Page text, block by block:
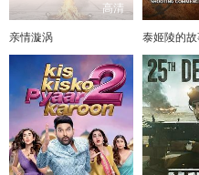
高清
亲情漩涡 泰姬陵的